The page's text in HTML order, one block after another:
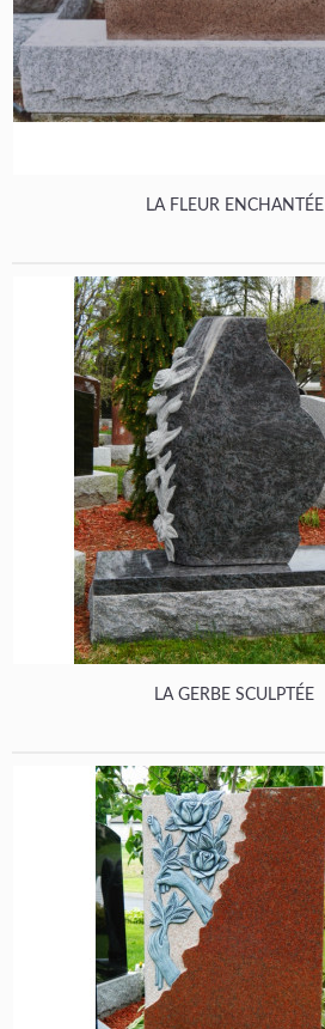
LA FLEUR ENCHANTÉE
LA GERBE SCULPTÉE